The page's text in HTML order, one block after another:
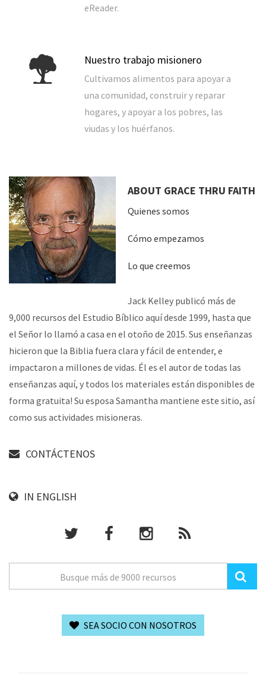
eReader.
Nuestro trabajo misionero
Cultivamos alimentos para apoyar a
una comunidad, construir y reparar
hogares, y apoyar a los pobres, las
viudas y los huérfanos.
ABOUT GRACE THRU FAITH
Quienes somos
Cómo empezamos
Lo que creemos
Jack Kelley publicó más de
9,000 recursos del Estudio Bíblico aquí desde 1999, hasta que
el Señor lo llamó a casa en el otoño de 2015. Sus enseñanzas
hicieron que la Biblia fuera clara y fácil de entender, e
impactaron a millones de vidas. Él es el autor de todas las
enseñanzas aquí, y todos los materiales están disponibles de
forma gratuita! Su esposa Samantha mantiene este sitio, así
como sus actividades misioneras.
CONTÁCTENOS
IN ENGLISH
SEA SOCIO CON NOSOTROS